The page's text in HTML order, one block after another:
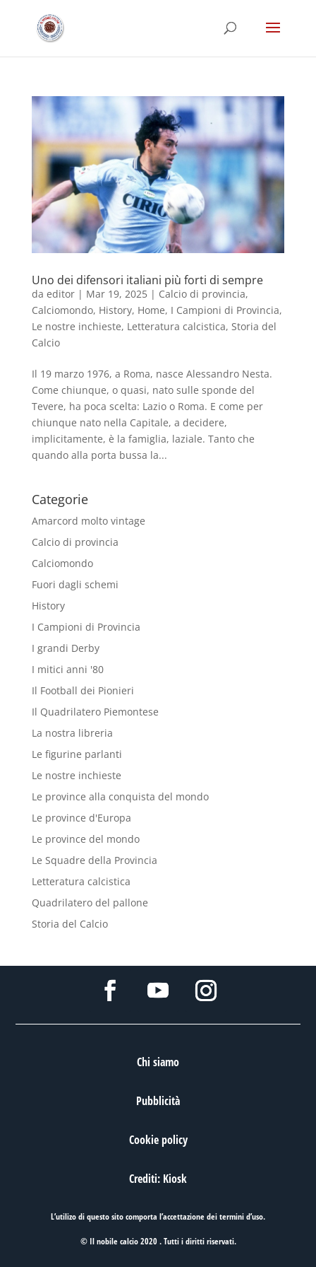
Uno dei difensori italiani più forti di sempre
da editor| Mar 19, 2025| Calcio di provincia,
Calciomondo, History, Home, I Campioni di Provincia,
Le nostre inchieste, Letteratura calcistica, Storia del
Calcio
Il 19 marzo 1976, a Roma, nasce Alessandro Nesta.
Come chiunque, o quasi, nato sulle sponde del
Tevere, ha poca scelta: Lazio o Roma. E come per
chiunque nato nella Capitale, a decidere,
implicitamente, è la famiglia, laziale. Tanto che
quando alla porta bussa la...
Categorie
Amarcord molto vintage
Calcio di provincia
Calciomondo
Fuori dagli schemi
History
I Campioni di Provincia
I grandi Derby
I mitici anni '80
Il Football dei Pionieri
Il Quadrilatero Piemontese
La nostra libreria
Le figurine parlanti
Le nostre inchieste
Le province alla conquista del mondo
Le province d'Europa
Le province del mondo
Le Squadre della Provincia
Letteratura calcistica
Quadrilatero del pallone
Storia del Calcio
Chi siamo
Pubblicità
Cookie policy
Crediti: Kiosk
L’utilizo di questo sito comporta l’accettazione deitermini d’uso.
© Il nobile calcio 2020 . Tutti i diritti riservati.